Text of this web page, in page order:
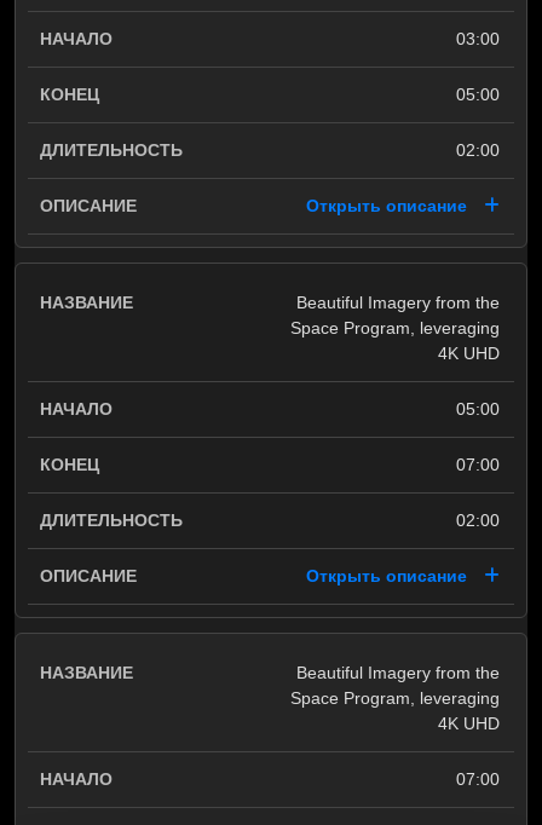
03:00
05:00
02:00
Открыть описание
Beautiful Imagery from the
Space Program, leveraging
4K UHD
05:00
07:00
02:00
Открыть описание
Beautiful Imagery from the
Space Program, leveraging
4K UHD
07:00